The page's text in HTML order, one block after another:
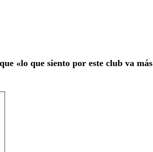
«lo que siento por este club va más